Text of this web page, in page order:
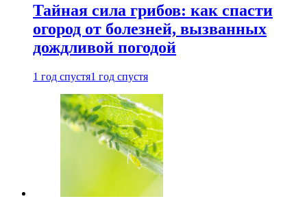
Тайная сила грибов: как спасти
огород от болезней, вызванных
дождливой погодой
1 год спустя1 год спустя